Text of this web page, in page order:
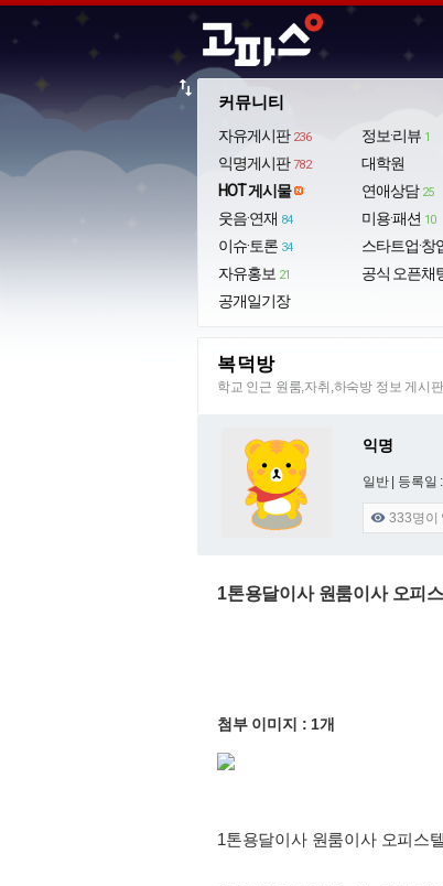
커뮤니티
자유게시판 236
익명게시판 782
HOT 게시물
웃음·연재 84
이슈·토론 34
자유홍보 21
공개일기장
정보·리뷰 1
대학원
연애상담 25
미용·패션 10
스타트업·창
공식 오픈채
import_export
복덕방
학교 인근 원룸,자취,하숙방 정보 게시
익명
일반 | 등록일
 333명이
1톤용달이사 원룸이사 오피
첨부 이미지 : 1개
1톤용달이사 원룸이사 오피스